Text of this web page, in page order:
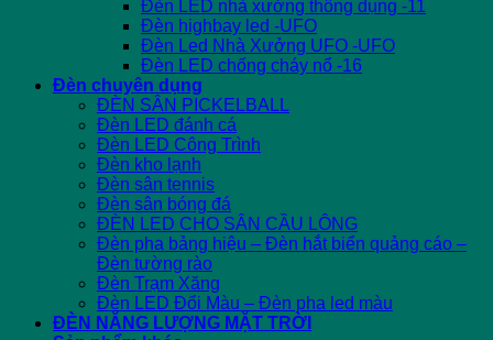
Đèn LED nhà xưởng thông dụng -11
Đèn highbay led -UFO
Đèn Led Nhà Xưởng UFO -UFO
Đèn LED chống cháy nổ -16
Đèn chuyên dụng
ĐÈN SÂN PICKELBALL
Đèn LED đánh cá
Đèn LED Công Trình
Đèn kho lạnh
Đèn sân tennis
Đèn sân bóng đá
ĐÈN LED CHO SÂN CẦU LÔNG
Đèn pha bảng hiệu – Đèn hắt biển quảng cáo –
Đèn tường rào
Đèn Trạm Xăng
Đèn LED Đổi Màu – Đèn pha led màu
ĐÈN NĂNG LƯỢNG MẶT TRỜI